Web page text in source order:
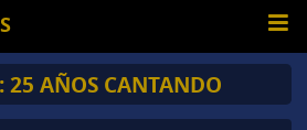
25 AÑOS CANTANDO